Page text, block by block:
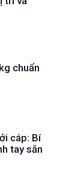
chuẩn
cáp: Bí
tay săn